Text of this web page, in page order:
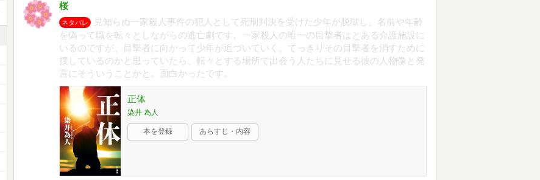
桜
ネタバレ
見知らぬ一家殺人事件の犯人として死刑判決を受けた少年が脱獄し、名前や年齢
を偽って職を転々としながらの逃亡劇です。一家殺人の唯一の目撃者はとある介護施設に
いるのですが、目撃者に向かって少年が近づいていく。てっきりその目撃者を消すために
捜しているのかと思っていたら、転々とする場所で出会う人たちに見せる彼の人物像と発
言にそういうことかと。面白かったです。
正体
染井 為人
本を登録 あらすじ・内容